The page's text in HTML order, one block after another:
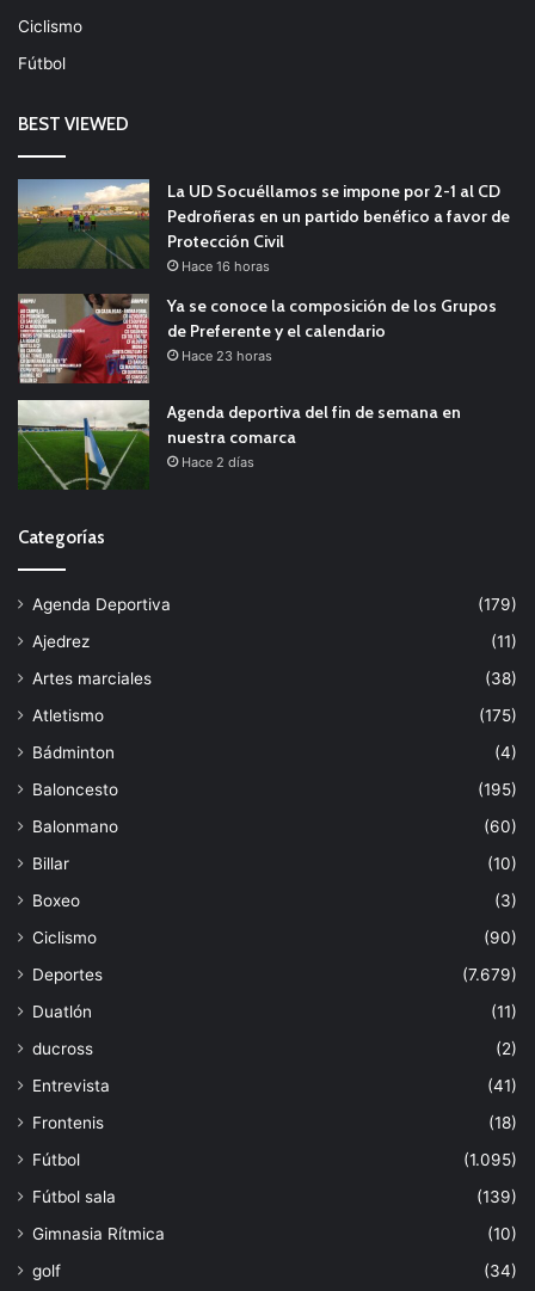
Ciclismo
Fútbol
BEST VIEWED
La UD Socuéllamos se impone por 2-1 al CD
Pedroñeras en un partido benéfico a favor de
Protección Civil
Hace 16 horas
Ya se conoce la composición de los Grupos
de Preferente y el calendario
Hace 23 horas
Agenda deportiva del fin de semana en
nuestra comarca
Hace 2 días
Categorías
Agenda Deportiva
(179)
Ajedrez
(11)
Artes marciales
(38)
Atletismo
(175)
Bádminton
(4)
Baloncesto
(195)
Balonmano
(60)
Billar
(10)
Boxeo
(3)
Ciclismo
(90)
Deportes
(7.679)
Duatlón
(11)
ducross
(2)
Entrevista
(41)
Frontenis
(18)
Fútbol
(1.095)
Fútbol sala
(139)
Gimnasia Rítmica
(10)
golf
(34)